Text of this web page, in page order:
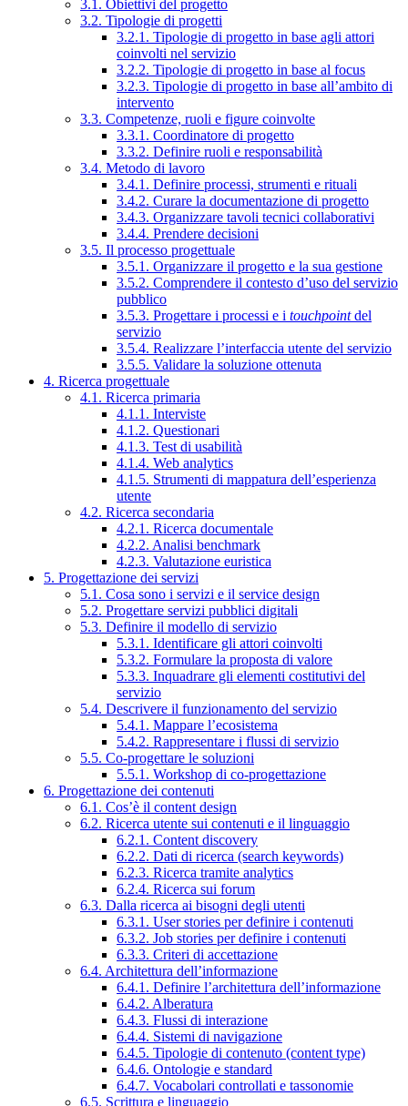
3.1. Obiettivi del progetto
3.2. Tipologie di progetti
3.2.1. Tipologie di progetto in base agli attori
coinvolti nel servizio
3.2.2. Tipologie di progetto in base al focus
3.2.3. Tipologie di progetto in base all’ambito di
intervento
3.3. Competenze, ruoli e figure coinvolte
3.3.1. Coordinatore di progetto
3.3.2. Definire ruoli e responsabilità
3.4. Metodo di lavoro
3.4.1. Definire processi, strumenti e rituali
3.4.2. Curare la documentazione di progetto
3.4.3. Organizzare tavoli tecnici collaborativi
3.4.4. Prendere decisioni
3.5. Il processo progettuale
3.5.1. Organizzare il progetto e la sua gestione
3.5.2. Comprendere il contesto d’uso del servizio
pubblico
3.5.3. Progettare i processi e i touchpointdel
servizio
3.5.4. Realizzare l’interfaccia utente del servizio
3.5.5. Validare la soluzione ottenuta
4. Ricerca progettuale
4.1. Ricerca primaria
4.1.1. Interviste
4.1.2. Questionari
4.1.3. Test di usabilità
4.1.4. Web analytics
4.1.5. Strumenti di mappatura dell’esperienza
utente
4.2. Ricerca secondaria
4.2.1. Ricerca documentale
4.2.2. Analisi benchmark
4.2.3. Valutazione euristica
5. Progettazione dei servizi
5.1. Cosa sono i servizi e il service design
5.2. Progettare servizi pubblici digitali
5.3. Definire il modello di servizio
5.3.1. Identificare gli attori coinvolti
5.3.2. Formulare la proposta di valore
5.3.3. Inquadrare gli elementi costitutivi del
servizio
5.4. Descrivere il funzionamento del servizio
5.4.1. Mappare l’ecosistema
5.4.2. Rappresentare i flussi di servizio
5.5. Co-progettare le soluzioni
5.5.1. Workshop di co-progettazione
6. Progettazione dei contenuti
6.1. Cos’è il content design
6.2. Ricerca utente sui contenuti e il linguaggio
6.2.1. Content discovery
6.2.2. Dati di ricerca (search keywords)
6.2.3. Ricerca tramite analytics
6.2.4. Ricerca sui forum
6.3. Dalla ricerca ai bisogni degli utenti
6.3.1. User stories per definire i contenuti
6.3.2. Job stories per definire i contenuti
6.3.3. Criteri di accettazione
6.4. Architettura dell’informazione
6.4.1. Definire l’architettura dell’informazione
6.4.2. Alberatura
6.4.3. Flussi di interazione
6.4.4. Sistemi di navigazione
6.4.5. Tipologie di contenuto (content type)
6.4.6. Ontologie e standard
6.4.7. Vocabolari controllati e tassonomie
6.5. Scrittura e linguaggio